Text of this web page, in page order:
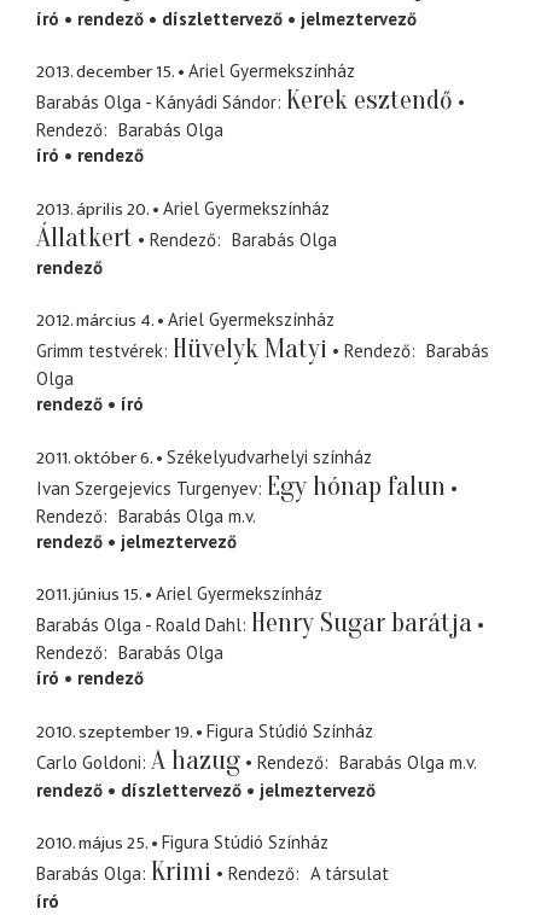
író
rendező díszlettervező jelmeztervező
2013. december 15.
Ariel Gyermekszínház
Barabás Olga - Kányádi Sándor Kerek esztendő
Rendező
Barabás Olga
író
rendező
2013. április 20. Ariel Gyermekszínház
Állatkert Rendező
Barabás Olga
rendező
2012. március 4.
Ariel Gyermekszínház
Grimm testvérek Hüvelyk Matyi Rendező
Barabás
Olga
rendező
író
2011. október 6.
Székelyudvarhelyi színház
Ivan Szergejevics Turgenyev Egy hónap falun
Rendező Barabás Olga m.v.
rendező
jelmeztervező
2011. június 15.
Ariel Gyermekszínház
Barabás Olga - Roald Dahl Henry Sugar barátja
Rendező
Barabás Olga
író
rendező
2010. szeptember 19.
Figura Stúdió Színház
Carlo Goldoni A hazug Rendező Barabás Olga m.v.
rendező
díszlettervező jelmeztervező
2010. május 25.
Figura Stúdió Színház
Barabás Olga Krimi Rendező
A társulat
író